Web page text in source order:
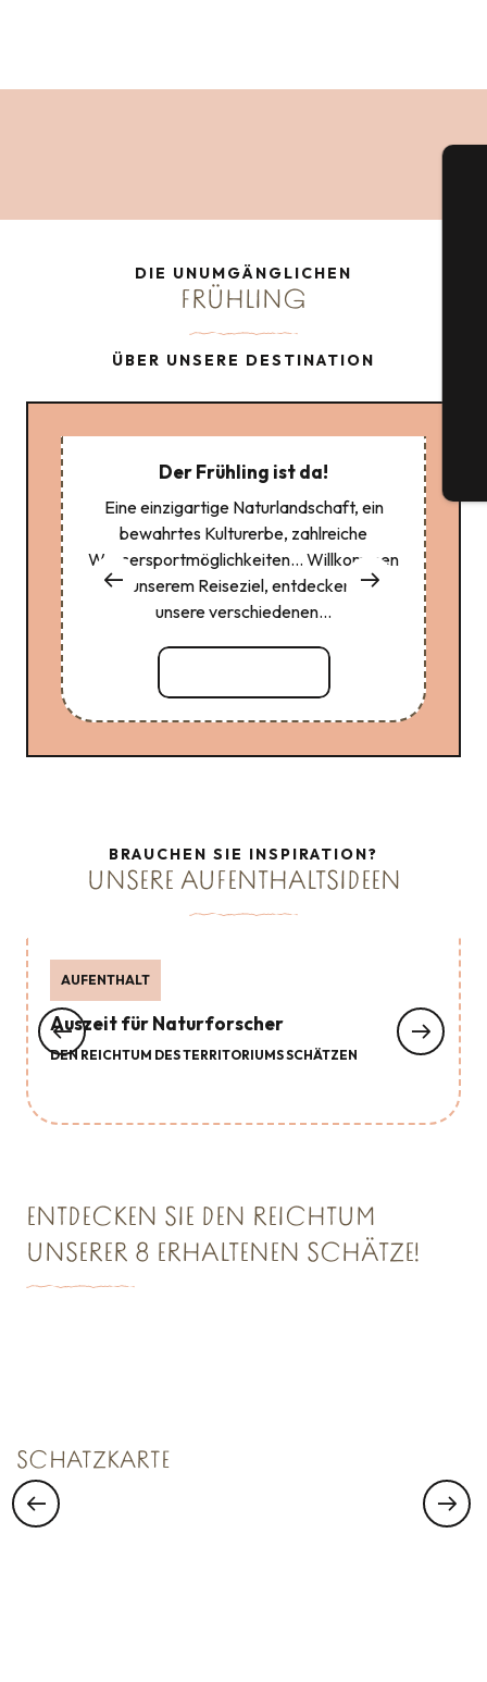
DIE UNUMGÄNGLICHEN
FRÜHLING
ÜBER UNSERE DESTINATION
Der Frühling ist da!
Eine einzigartige Naturlandschaft, ein
bewahrtes Kulturerbe, zahlreiche
Wassersportmöglichkeiten… Willkommen
an unserem Reiseziel, entdecken Sie
unsere verschiedenen...
BRAUCHEN SIE INSPIRATION?
UNSERE AUFENTHALTSIDEEN
AUFENTHALT
Auszeit für Naturforscher
DEN REICHTUM DES TERRITORIUMS SCHÄTZEN
ENTDECKEN SIE DEN REICHTUM
UNSERER 8 ERHALTENEN SCHÄTZE!
SCHATZKARTE